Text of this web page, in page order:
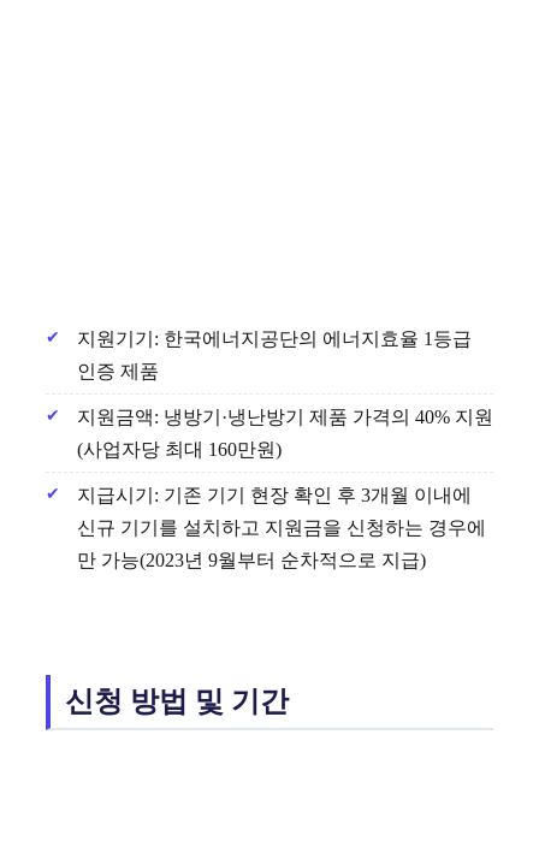
지원기기: 한국에너지공단의 에너지효율 1등급
인증 제품
지원금액: 냉방기·냉난방기 제품 가격의 40% 지원
(사업자당 최대 160만원)
지급시기: 기존 기기 현장 확인 후 3개월 이내에
신규 기기를 설치하고 지원금을 신청하는 경우에
만 가능(2023년 9월부터 순차적으로 지급)
신청 방법 및 기간